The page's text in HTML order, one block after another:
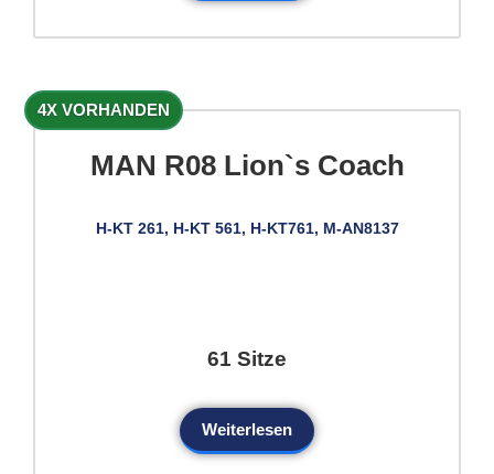
4X VORHANDEN
MAN R08 Lion`s Coach
H-KT 261, H-KT 561, H-KT761, M-AN8137
61 Sitze
Weiterlesen